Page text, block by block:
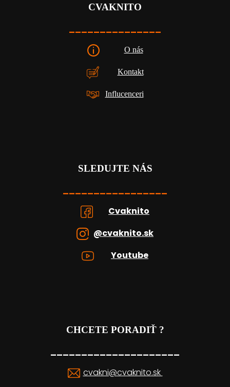
CVAKNITO
_______________
O nás
Kontakt
Influcenceri
SLEDUJTE NÁS
_________________
Cvaknito
@cvaknito.sk
Youtube
CHCETE PORADIŤ ?
_____________________
cvakni@cvaknito.sk